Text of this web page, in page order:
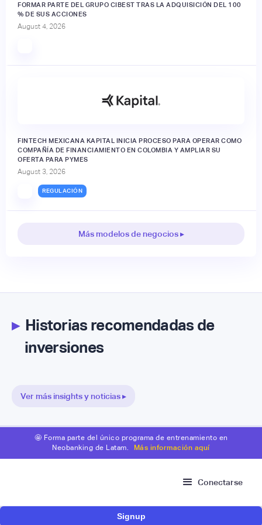
FORMAR PARTE DEL GRUPO CIBEST TRAS LA ADQUISICIÓN DEL 100
% DE SUS ACCIONES
August 4, 2026
FINTECH MEXICANA KAPITAL INICIA PROCESO PARA OPERAR COMO
COMPAÑÍA DE FINANCIAMIENTO EN COLOMBIA Y AMPLIAR SU
OFERTA PARA PYMES
August 3, 2026
REGULACIÓN
Más modelos de negocios ▸
▸Historias recomendadas de
inversiones
Ver más insights y noticias ▸
🤩 Forma parte del único programa de entrenamiento en
Neobanking de Latam.
Más información aquí
Conectarse
Signup